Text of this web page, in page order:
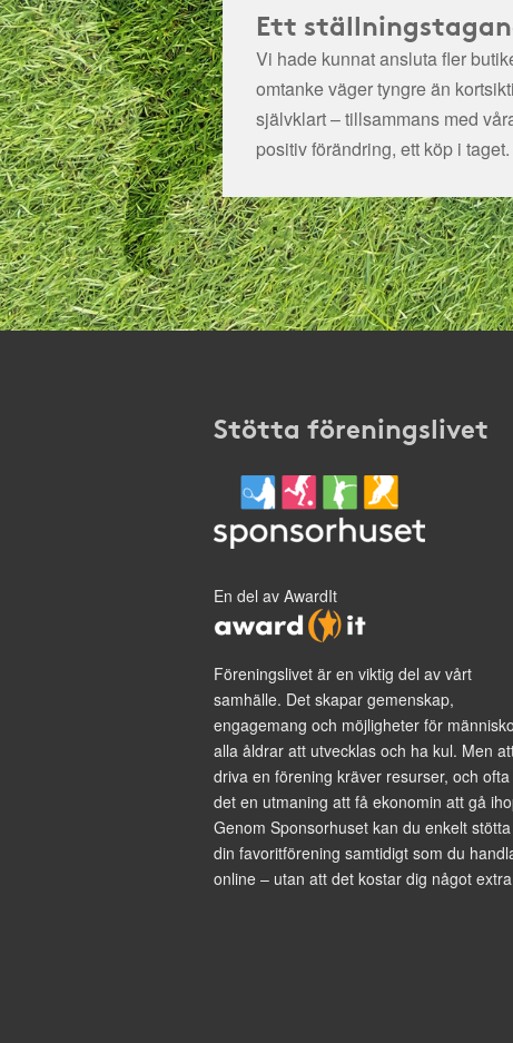
Ett
Vi hade kunnat ansluta fler
omtanke väger tyngre än
självklart – tillsammans med
positiv förändring, ett köp i taget.
Stötta föreningslivet
En del av AwardIt
Föreningslivet är en viktig del av vårt
samhälle. Det skapar gemenskap,
engagemang och möjligheter för
alla åldrar att utvecklas och ha kul. Men
driva en förening kräver resurser, och
det en utmaning att få ekonomin att gå
Genom Sponsorhuset kan du enkelt stötta
din favoritförening samtidigt som du
online – utan att det kostar dig något